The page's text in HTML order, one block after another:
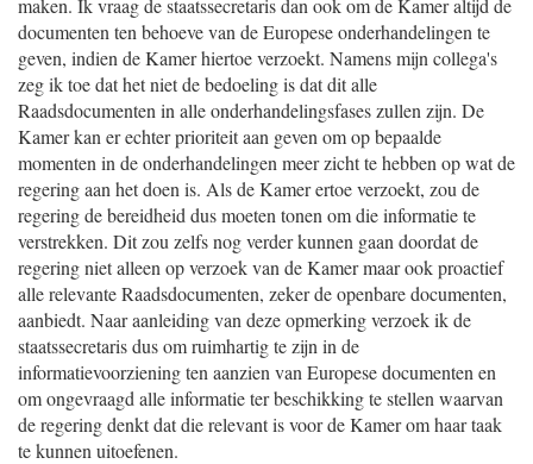
maken. Ik vraag de staatssecretaris dan ook om de Kamer altijd de
documenten ten behoeve van de Europese onderhandelingen te
geven, indien de Kamer hiertoe verzoekt. Namens mijn collega's
zeg ik toe dat het niet de bedoeling is dat dit alle
Raadsdocumenten in alle onderhandelingsfases zullen zijn. De
Kamer kan er echter prioriteit aan geven om op bepaalde
momenten in de onderhandelingen meer zicht te hebben op wat de
regering aan het doen is. Als de Kamer ertoe verzoekt, zou de
regering de bereidheid dus moeten tonen om die informatie te
verstrekken. Dit zou zelfs nog verder kunnen gaan doordat de
regering niet alleen op verzoek van de Kamer maar ook proactief
alle relevante Raadsdocumenten, zeker de openbare documenten,
aanbiedt. Naar aanleiding van deze opmerking verzoek ik de
staatssecretaris dus om ruimhartig te zijn in de
informatievoorziening ten aanzien van Europese documenten en
om ongevraagd alle informatie ter beschikking te stellen waarvan
de regering denkt dat die relevant is voor de Kamer om haar taak
te kunnen uitoefenen.